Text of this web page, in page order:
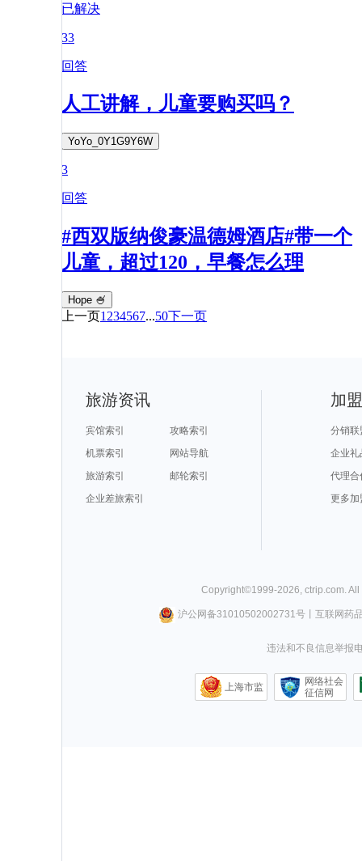
已解决
33
回答
人工讲解，儿童要购买吗？
YoYo_0Y1G9Y6W
3
回答
#西双版纳俊豪温德姆酒店#带一个
儿童，超过120，早餐怎么理
Hope 🍧
上一页1 234567...50下一页
旅游资讯
宾馆索引
攻略索引
机票索引
网站导航
旅游索引
邮轮索引
企业差旅索引
加
分销联
企业礼
代理合
更多加
Copyright©1999-2026, ctrip.com.
沪公网备31010502002731号丨 互联网药
违法和不良信息举报
上海市监
网络社会
征信网